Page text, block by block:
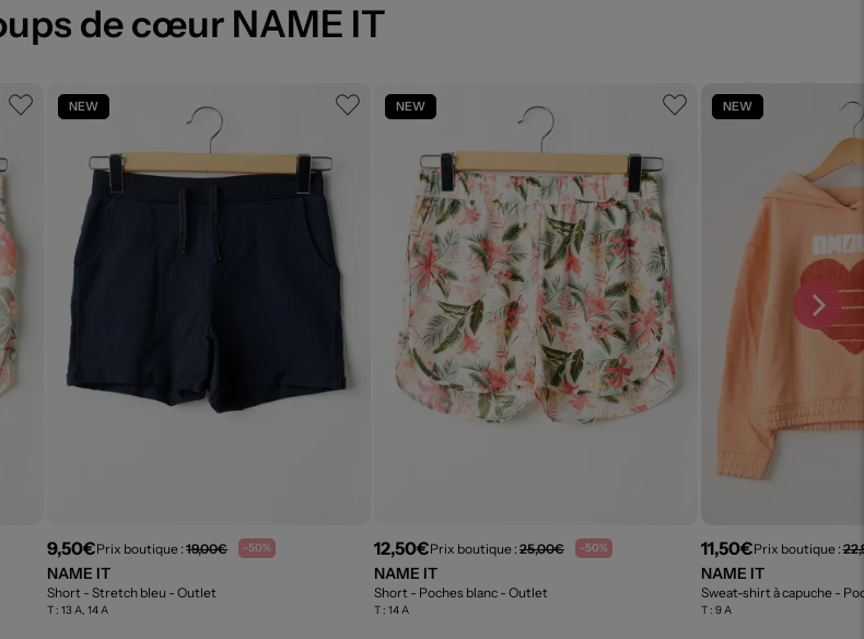
de cœur NAME IT
NEW
9,50€Prix boutique :19,00€ -50%
NAME IT
Short - Stretch bleu - Outlet
T :13 A, 14 A
NEW
12,50€Prix boutique :25,00€ -50%
NAME IT
Short - Poches blanc - Outlet
T :14 A
NEW
11,50€Prix boutique :
NAME IT
Sweat-shirt à capuche -
T : 9 A